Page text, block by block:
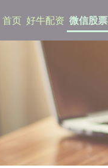
首页 好牛配资 微信股